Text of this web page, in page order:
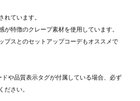
ています。
特徴のクレープ素材を使用しています。
プスとのセットアップコーデもオススメで
や品質表示タグが付属している場合、必ず
さい。